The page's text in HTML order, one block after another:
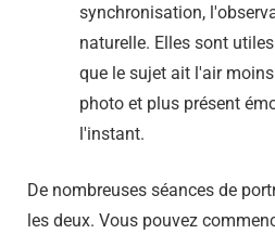
synchronisation,
naturelle. Elles sont
que le sujet ait l'air
photo et plus présent
l'instant.
De nombreuses séances de
les deux. Vous pouvez